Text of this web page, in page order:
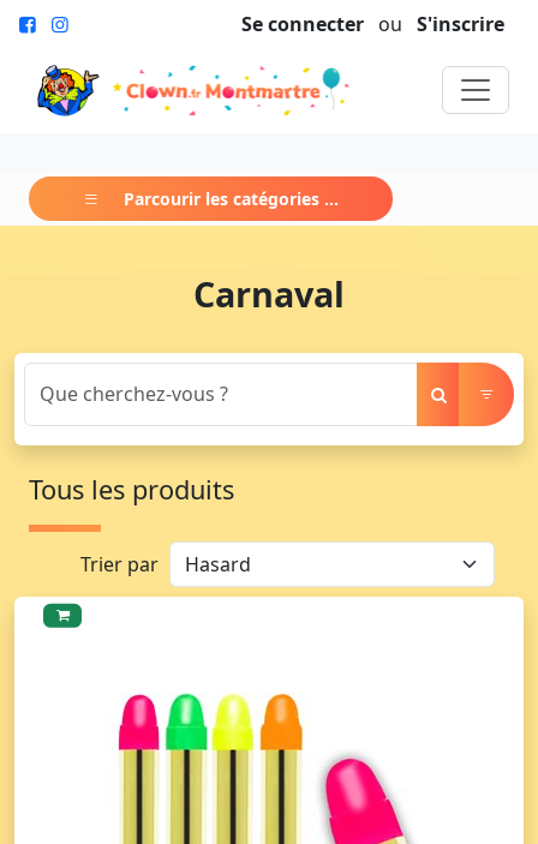
Se connecter ou S'inscrire
Parcourir les catégories ...
Carnaval
Tous les produits
Trier par